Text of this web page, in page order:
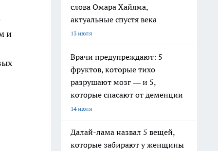
и
слова Омара Хайяма,
актуальные спустя века
13 июля
Врачи предупреждают: 5
фруктов, которые тихо
разрушают мозг — и 5,
которые спасают от деменции
14 июля
Далай-лама назвал 5 вещей,
которые забирают у женщины